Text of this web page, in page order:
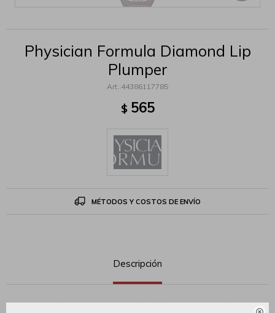

Physician Formula Diamond Lip
Plumper
44386117785
$ 565
MÉTODOS Y COSTOS DE ENVÍO
Descripción